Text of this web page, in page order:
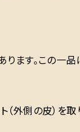
ます。この一
外側の皮）を取